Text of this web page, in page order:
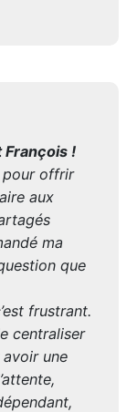
François !
pour offrir
aux
ma
que
frustrant.
centraliser
une